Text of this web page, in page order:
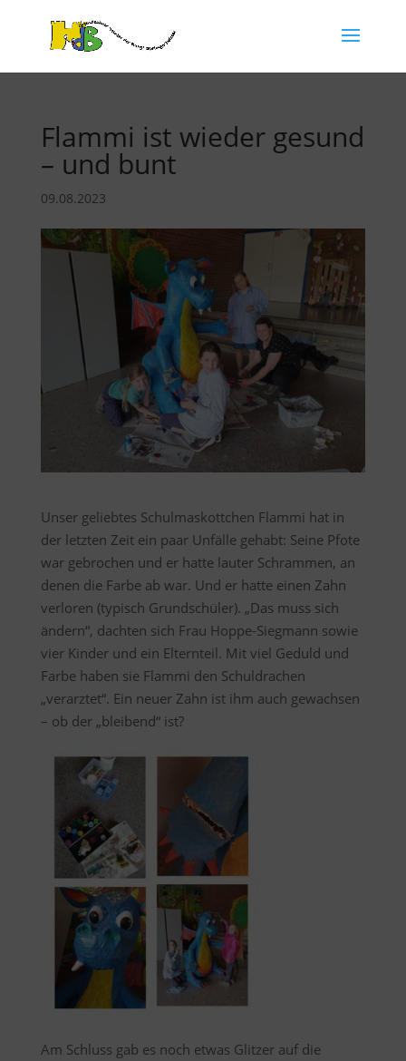
Flammi ist wieder gesund
– und bunt
09.08.2023
Unser geliebtes Schulmaskottchen Flammi hat in
der letzten Zeit ein paar Unfälle gehabt: Seine Pfote
war gebrochen und er hatte lauter Schrammen, an
denen die Farbe ab war. Und er hatte einen Zahn
verloren (typisch Grundschüler). „Das muss sich
ändern“, dachten sich Frau Hoppe-Siegmann sowie
vier Kinder und ein Elternteil. Mit viel Geduld und
Farbe haben sie Flammi den Schuldrachen
„verarztet“. Ein neuer Zahn ist ihm auch gewachsen
– ob der „bleibend“ ist?
Am Schluss gab es noch etwas Glitzer auf die